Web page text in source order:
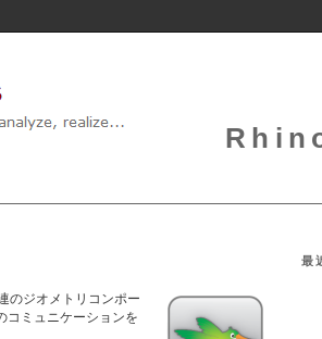
のジオメトリコンポー
コミュニケーションを
最